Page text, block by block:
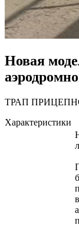
Новая
ТРАП
Характеристики